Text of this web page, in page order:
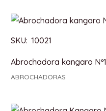
SKU: 10021
Abrochadora kangaro
ABROCHADORAS